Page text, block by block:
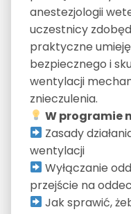
anestezjologii
uczestnicy
praktyczne
bezpiecznego i
wentylacji
znieczulenia.
W programie
Zasady
wentylacji
Wyłączanie
przejście na
Jak sprawić,